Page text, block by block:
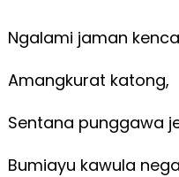
Ngalami jaman
Amangkurat katong,
Sentana punggawa
Bumiayu kawula